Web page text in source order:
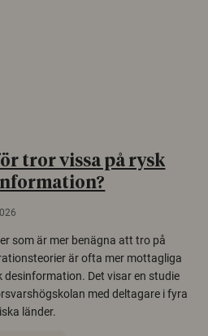
tror vissa på rysk
som är mer benägna att tro på
är ofta mer mottagliga
desinformation. Det visar en studie
med deltagare i fyra
länder.